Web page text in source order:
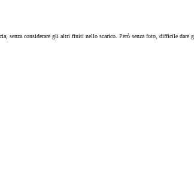
senza considerare gli altri finiti nello scarico. Però senza foto, difficile dare